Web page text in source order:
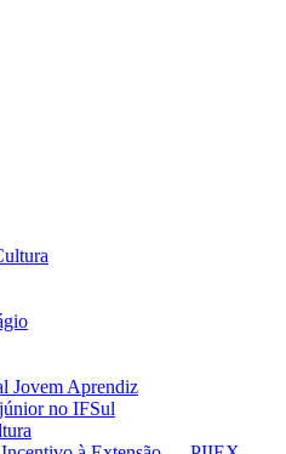
Jovem Aprendiz
no IFSul